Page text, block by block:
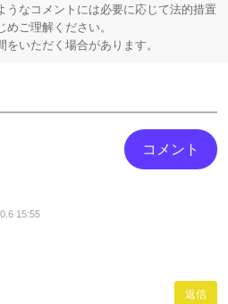
うなコメントには必要に応じて法的措置
ご理解ください。
いただく場合があります。
15:55
返信